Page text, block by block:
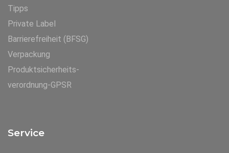
Tipps
Private Label
Barrierefreiheit (BFSG)
Verpackung
Produktsicherheits-
verordnung-GPSR
Service